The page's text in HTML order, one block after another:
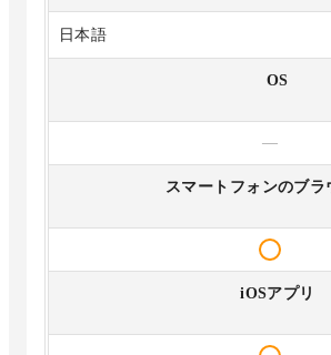
日本語
OS
—
スマートフォンのブラ
iOSアプリ